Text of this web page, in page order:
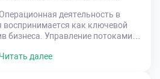
деятельность в
воспринимается как ключевой
бизнеса. Управление потоками
операции напрямую формируют
Читать далее